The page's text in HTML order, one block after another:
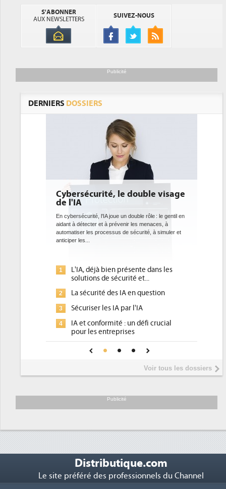
S'ABONNER
AUX NEWSLETTERS
SUIVEZ-NOUS
Publicité
DERNIERS DOSSIERS
Cybersécurité, le double visage
En cybersécurité, l'IA joue un double rôle : le gentil en
aidant à détecter et à prévenir les menaces, à
automatiser les processus de sécurité, à simuler et
L'IA, déjà bien présente dans les
solutions de sécurité et...
La sécurité des IA en question
Sécuriser les IA par l'IA
IA et conformité : un défi crucial
pour les entreprises
Une IA de confiance pour une IA
DEE:
ce que recherchent
Phocea DC
Interview
président
soutient
Voir tous les dossiers
Publicité
Distributique.com
Le site préféré des professionnels du Channel